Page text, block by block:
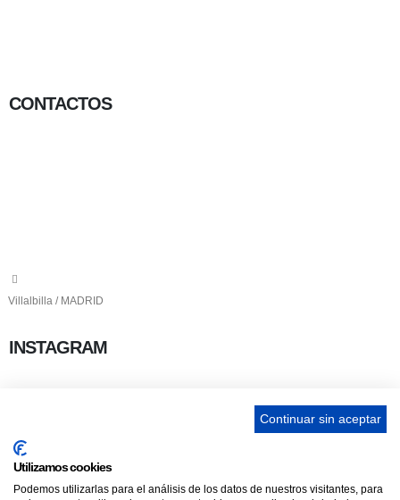
CONTACTOS
Villalbilla / MADRID
INSTAGRAM
ENLACES
Contacta
Continuar sin aceptar
Utilizamos cookies
Podemos utilizarlas para el análisis de los datos de nuestros visitantes, para